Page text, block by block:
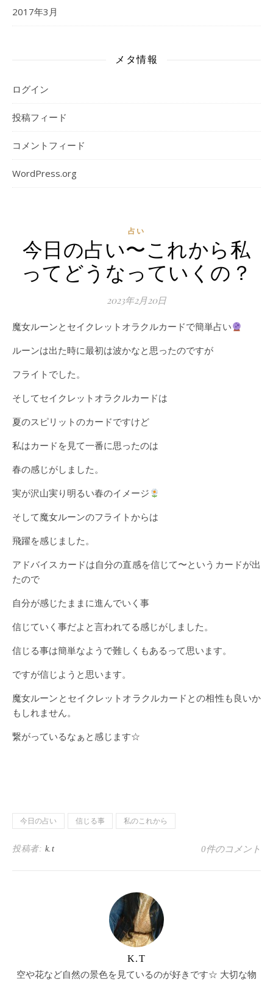
2017年3月
メタ情報
ログイン
投稿フィード
コメントフィード
WordPress.org
占い
今日の占い〜これから私
ってどうなっていくの？
2023年2月20日
魔女ルーンとセイクレットオラクルカードで簡単占い
ルーンは出た時に最初は波かなと思ったのですが
フライトでした。
そしてセイクレットオラクルカードは
夏のスピリットのカードですけど
私はカードを見て一番に思ったのは
春の感じがしました。
実が沢山実り明るい春のイメージ
そして魔女ルーンのフライトからは
飛躍を感じました。
アドバイスカードは自分の直感を信じて〜というカードが出
たので
自分が感じたままに進んでいく事
信じていく事だよと言われてる感じがしました。
信じる事は簡単なようで難しくもあるって思います。
ですが信じようと思います。
魔女ルーンとセイクレットオラクルカードとの相性も良いか
もしれません。
繋がっているなぁと感じます☆
今日の占い 信じる事 私のこれから
投稿者: k.t 0件のコメント
K.T
空や花など自然の景色を見ているのが好きです☆ 大切な物